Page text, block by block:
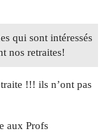
qui sont intéressés
nos retraites!
!!! ils n’ont pas
aux Profs